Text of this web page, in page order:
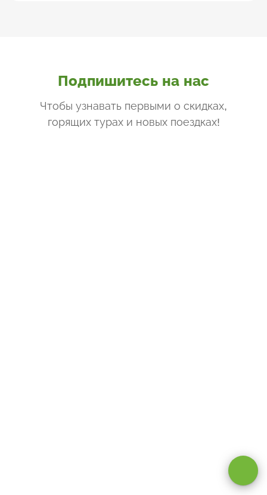
Подпишитесь на нас
Чтобы узнавать первыми о скидках,
горящих турах и новых поездках!